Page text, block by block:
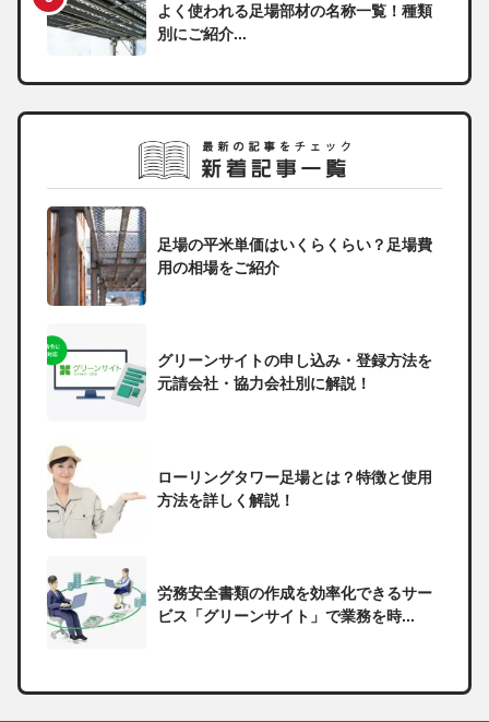
よく使われる足場部材の名称一覧！種類
別にご紹介...
足場の平米単価はいくらくらい？足場費
用の相場をご紹介
グリーンサイトの申し込み・登録方法を
元請会社・協力会社別に解説！
ローリングタワー足場とは？特徴と使用
方法を詳しく解説！
労務安全書類の作成を効率化できるサー
ビス「グリーンサイト」で業務を時...